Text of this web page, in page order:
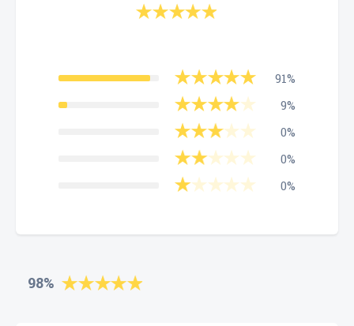
91%
9%
0%
0%
0%
98%